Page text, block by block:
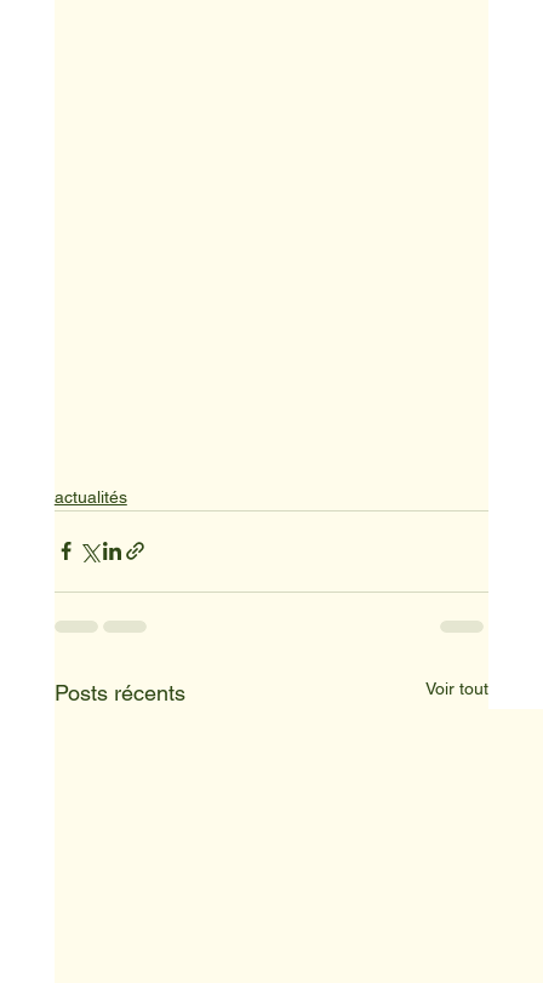
actualités
Posts récents Voir tout